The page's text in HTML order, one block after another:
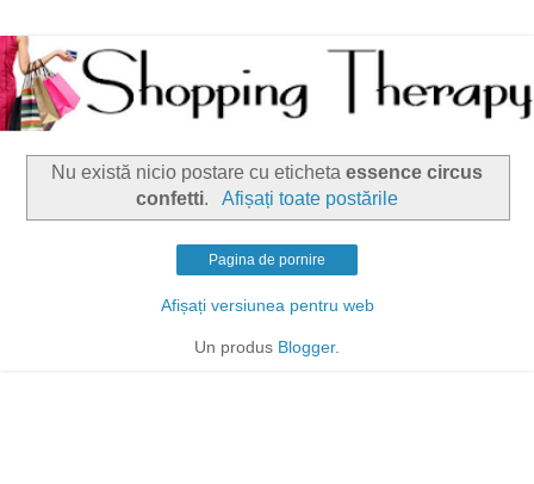
Nu există nicio postare cu eticheta essence circus
confetti. Afișați toate postările
Pagina de pornire
Afișați versiunea pentru web
Un produs Blogger.